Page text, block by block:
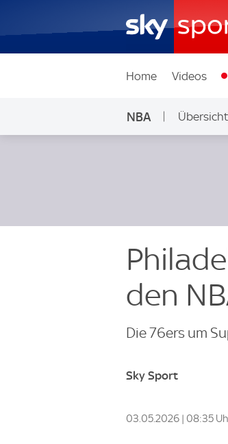
Home Videos
NBA Übersicht
den
Die 76ers um
Sky Sport
03.05.2026 | 08:35